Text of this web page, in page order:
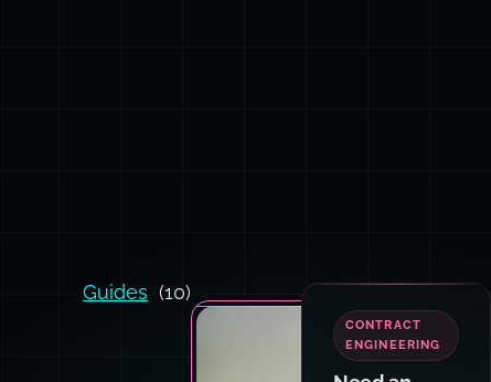
Guides (10)
CONTRACT
ENGINEERING